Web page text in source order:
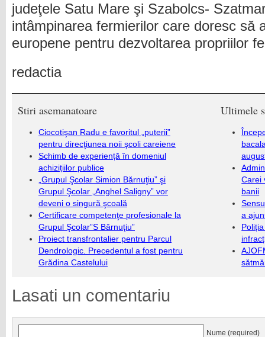
judeţele Satu Mare şi Szabolcs-
intâmpinarea fermierilor care doresc să
europene pentru dezvoltarea propriilor
redactia
Stiri asemanatoare
Ciocotişan Radu e favoritul „puterii”
pentru direcţiunea noii şcoli careiene
Schimb de experiență în domeniul
achizițiilor publice
„Grupul Şcolar Simion Bărnuţiu” şi
Grupul Şcolar „Anghel Saligny” vor
deveni o singură şcoală
Certificare competenţe profesionale la
Grupul Şcolar”S Bărnuţiu”
Proiect transfrontalier pentru Parcul
Dendrologic. Precedentul a fost pentru
Grădina Castelului
Ultimele
Carei
banii
a
Lasati un comentariu
Nume (required)